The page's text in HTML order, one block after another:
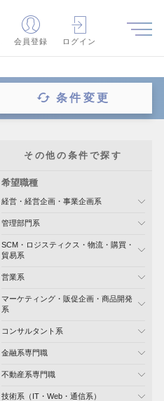
会員登録 ログイン
条件変更
その他の条件で探す
希望職種
経営・経営企画・事業企画系
管理部門系
SCM・ロジスティクス・物流・購買・
貿易系
営業系
マーケティング・販促企画・商品開発
系
コンサルタント系
金融系専門職
不動産系専門職
技術系（IT・Web・通信系）